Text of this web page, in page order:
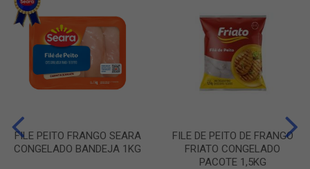
FILE PEITO FRANGO SEARA
CONGELADO BANDEJA 1KG
FILE DE PEITO DE FRANGO
FRIATO CONGELADO
PACOTE 1,5KG